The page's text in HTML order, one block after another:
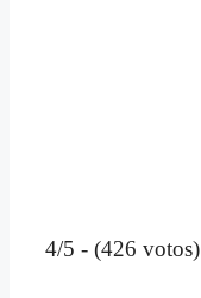
4/5 - (426 votos)